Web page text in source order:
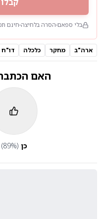
בלי ספאם הסרה בלחיצה חינם
ארה"ב מחקר כלכלה דו"ח
האם הכתבה
כן (
89%)